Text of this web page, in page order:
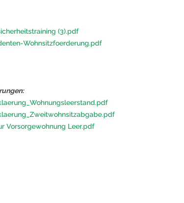
(3).pdf
Wohnsitzfoerderung.pdf
Vorsorgewohnung Leer.pdf